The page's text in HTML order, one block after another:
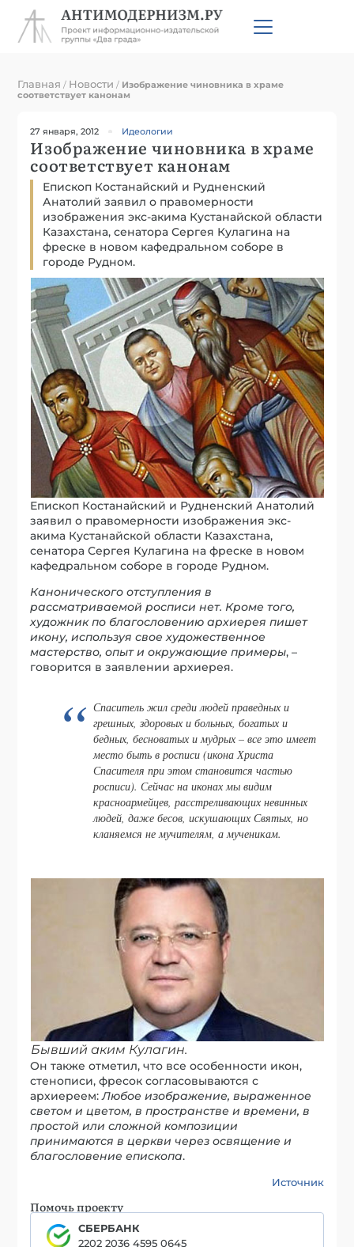
Главная / Новости / Изображение чиновника в храме
соответствует канонам
27 января, 2012 Идеологии
Изображение чиновника в храме
соответствует канонам
Епископ Костанайский и Рудненский
Анатолий заявил о правомерности
изображения экс-акима Кустанайской области
Казахстана, сенатора Сергея Кулагина на
фреске в новом кафедральном соборе в
городе Рудном.
Епископ Костанайский и Рудненский Анатолий
заявил о правомерности изображения экс-
акима Кустанайской области Казахстана,
сенатора Сергея Кулагина на фреске в новом
кафедральном соборе в городе Рудном.
Канонического отступления в
рассматриваемой росписи нет. Кроме того,
художник по благословению архиерея пишет
икону, используя свое художественное
мастерство, опыт и окружающие примеры, –
говорится в заявлении архиерея.
Спаситель жил среди людей праведных и
грешных, здоровых и больных, богатых и
бедных, бесноватых и мудрых – все это имеет
место быть в росписи (икона Христа
Спасителя при этом становится частью
росписи). Сейчас на иконах мы видим
красноармейцев, расстреливающих невинных
людей, даже бесов, искушающих Святых, но
кланяемся не мучителям, а мученикам.
Бывший аким Кулагин.
Он также отметил, что все особенности икон,
стенописи, фресок согласовываются с
архиереем:Любое изображение, выраженное
светом и цветом, в пространстве и времени, в
простой или сложной композиции
принимаются в церкви через освящение и
благословение епископа.
Источник
Помочь проекту
СБЕРБАНК
2202 2036 4595 0645